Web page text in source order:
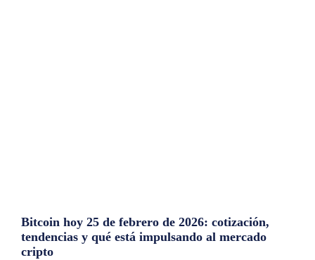
Bitcoin hoy 25 de febrero de 2026: cotización,
tendencias y qué está impulsando al mercado
cripto